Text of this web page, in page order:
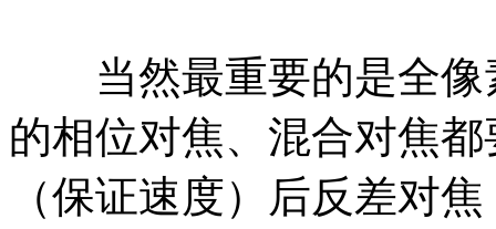
当然最重要的是全像
的相位对焦、混合对焦
（保证速度）后反差对